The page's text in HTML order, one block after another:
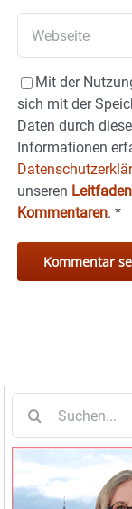
Mit der
sich mit der
Daten durch
Informationen
unseren
Kommentaren. *
nach: